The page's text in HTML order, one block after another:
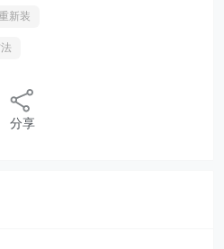
新装
分享